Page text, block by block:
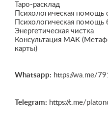
Таро-расклад
Психологическая помощь
Психологическая помощь
Энергетическая чистка
Консультация МАК
карты)
Whatsapp: https://wa.me/
Telegram: https://t.me/